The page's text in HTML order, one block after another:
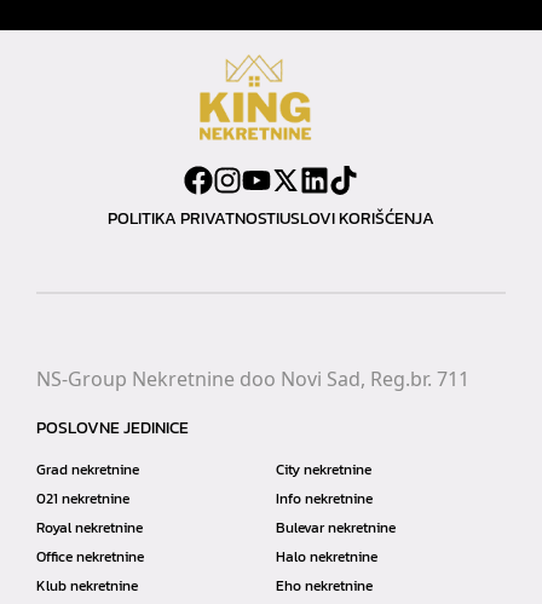
POLITIKA PRIVATNOSTIUSLOVI KORIŠĆENJA
NS-Group Nekretnine doo Novi Sad, Reg.br. 711
POSLOVNE JEDINICE
Grad nekretnine
City nekretnine
021 nekretnine
Info nekretnine
Royal nekretnine
Bulevar nekretnine
Office nekretnine
Halo nekretnine
Klub nekretnine
Eho nekretnine